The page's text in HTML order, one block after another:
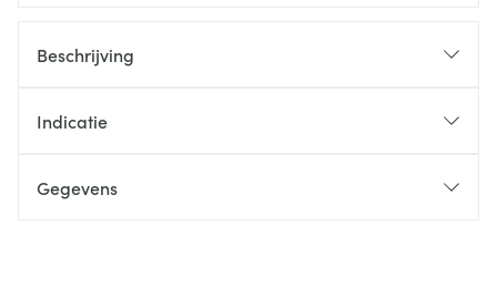
Beschrijving
Indicatie
Gegevens